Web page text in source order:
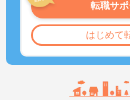
転職サ
はじめて